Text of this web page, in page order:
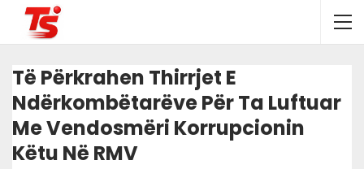
Të Përkrahen Thirrjet E
Ndërkombëtarëve Për Ta Luftuar
Me Vendosmëri Korrupcionin
Këtu Në RMV